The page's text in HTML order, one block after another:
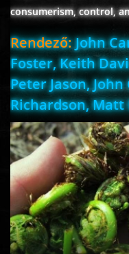
consumerism, control,
Rendező:John
Foster, Keith
Peter Jason,
Richardson, Matt